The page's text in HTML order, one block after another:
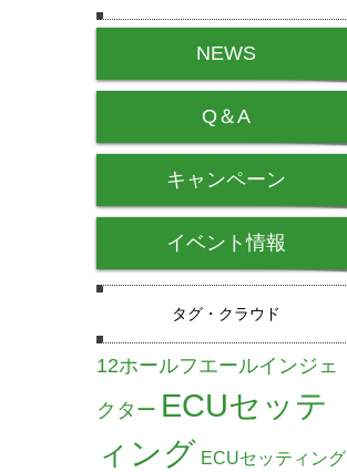
NEWS
Q＆A
キャンペーン
イベント情報
タグ・クラウド
12ホールフエールインジェ
クター ECUセッテ
ィング ECUセッティング